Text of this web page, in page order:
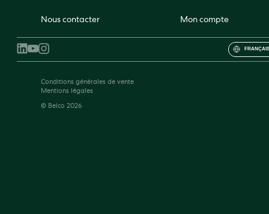
Nous contacter Mon compte
© Belco 2026
Conditions générales de vente
Mentions légales